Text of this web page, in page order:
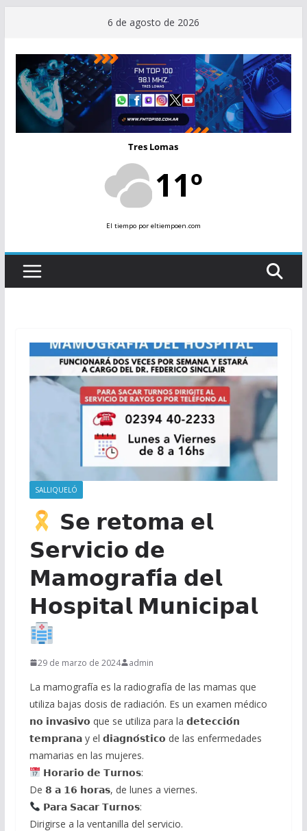
contenido
6 de agosto de 2026
Tres Lomas
11º
El tiempopor eltiempoen.com
SALLIQUELÓ
𝗦𝗲 𝗿𝗲𝘁𝗼𝗺𝗮 𝗲𝗹
𝗦𝗲𝗿𝘃𝗶𝗰𝗶𝗼 𝗱𝗲
𝗠𝗮𝗺𝗼𝗴𝗿𝗮𝗳𝗶́𝗮 𝗱𝗲𝗹
𝗛𝗼𝘀𝗽𝗶𝘁𝗮𝗹 𝗠𝘂𝗻𝗶𝗰𝗶𝗽𝗮𝗹
29 de marzo de 2024 admin
La mamografía es la radiografía de las mamas que
utiliza bajas dosis de radiación. Es un examen médico
𝗻𝗼 𝗶𝗻𝘃𝗮𝘀𝗶𝘃𝗼 que se utiliza para la 𝗱𝗲𝘁𝗲𝗰𝗰𝗶𝗼́𝗻
𝘁𝗲𝗺𝗽𝗿𝗮𝗻𝗮 y el 𝗱𝗶𝗮𝗴𝗻𝗼́𝘀𝘁𝗶𝗰𝗼 de las enfermedades
mamarias en las mujeres.
𝗛𝗼𝗿𝗮𝗿𝗶𝗼 𝗱𝗲 𝗧𝘂𝗿𝗻𝗼𝘀:
De 𝟴 𝗮 𝟭𝟲 𝗵𝗼𝗿𝗮𝘀, de lunes a viernes.
𝗣𝗮𝗿𝗮 𝗦𝗮𝗰𝗮𝗿 𝗧𝘂𝗿𝗻𝗼𝘀:
Dirigirse a la ventanilla del servicio.